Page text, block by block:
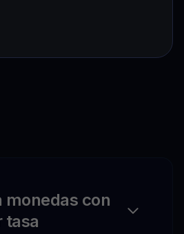
monedas con
tasa